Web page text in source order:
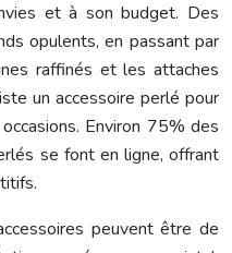
et à son budget. Des
opulents, en passant par
raffinés et les attaches
un accessoire perlé pour
Environ 75% des
se font en ligne, offrant
peuvent être de